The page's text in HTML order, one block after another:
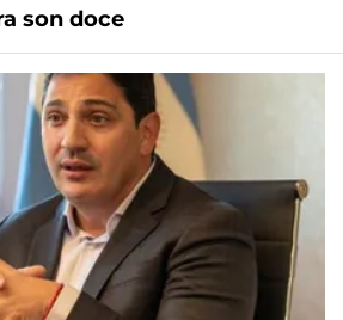
son doce